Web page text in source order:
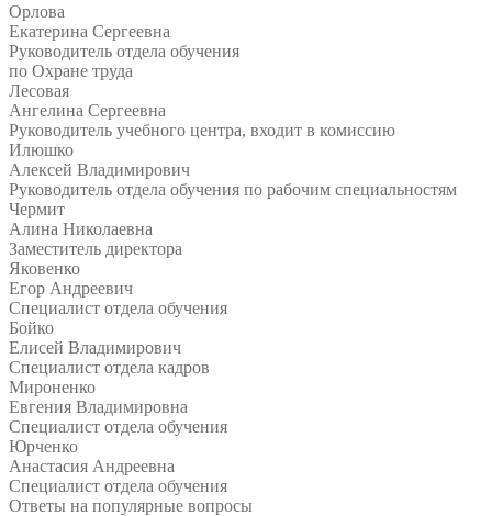
Орлова
Екатерина Сергеевна
Руководитель отдела обучения
по Охране труда
Лесовая
Ангелина Сергеевна
Руководитель учебного центра, входит в комиссию
Илюшко
Алексей Владимирович
Руководитель отдела обучения по рабочим специальностям
Чермит
Алина Николаевна
Заместитель директора
Яковенко
Егор Андреевич
Специалист отдела обучения
Бойко
Елисей Владимирович
Специалист отдела кадров
Мироненко
Евгения Владимировна
Специалист отдела обучения
Юрченко
Анастасия Андреевна
Специалист отдела обучения
Ответы на популярные вопросы